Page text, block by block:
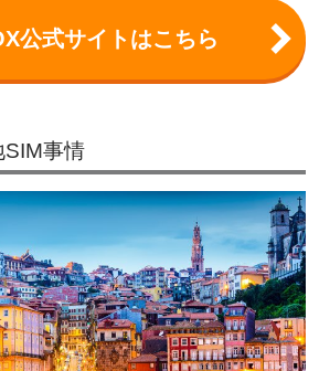
公式サイトはこちら
SIM事情